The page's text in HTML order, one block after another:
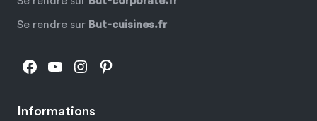
Informations
Se rendre sur But-cuisines.fr
Facebook
YouTube
Instagram
Pinterest